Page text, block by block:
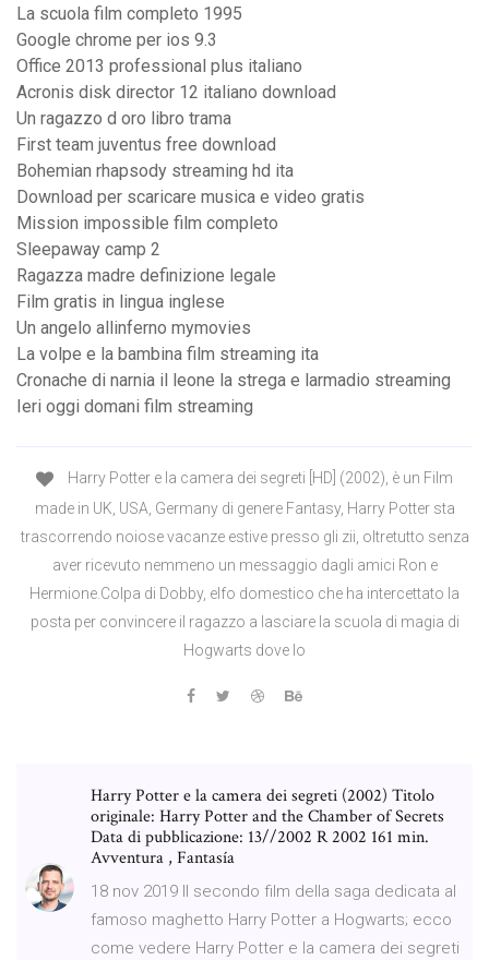
La scuola film completo 1995
Google chrome per ios 9.3
Office 2013 professional plus italiano
Acronis disk director 12 italiano download
Un ragazzo d oro libro trama
First team juventus free download
Bohemian rhapsody streaming hd ita
Download per scaricare musica e video gratis
Mission impossible film completo
Sleepaway camp 2
Ragazza madre definizione legale
Film gratis in lingua inglese
Un angelo allinferno mymovies
La volpe e la bambina film streaming ita
Cronache di narnia il leone la strega e larmadio streaming
Ieri oggi domani film streaming
Harry Potter e la camera dei segreti [HD] (2002), è un Film
made in UK, USA, Germany di genere Fantasy, Harry Potter sta
trascorrendo noiose vacanze estive presso gli zii, oltretutto senza
aver ricevuto nemmeno un messaggio dagli amici Ron e
Hermione.Colpa di Dobby, elfo domestico che ha intercettato la
posta per convincere il ragazzo a lasciare la scuola di magia di
Hogwarts dove lo
Harry Potter e la camera dei segreti (2002) Titolo
originale: Harry Potter and the Chamber of Secrets
Data di pubblicazione: 13//2002 R 2002 161 min.
Avventura , Fantasía
18 nov 2019 Il secondo film della saga dedicata al
famoso maghetto Harry Potter a Hogwarts; ecco
come vedere Harry Potter e la camera dei segreti